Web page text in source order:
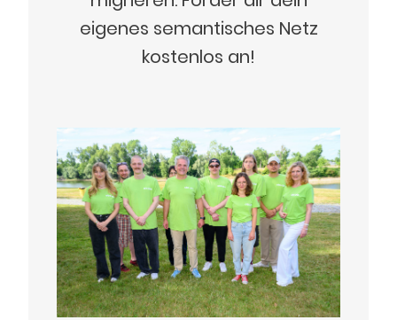
eigenes semantisches Netz
kostenlos an!